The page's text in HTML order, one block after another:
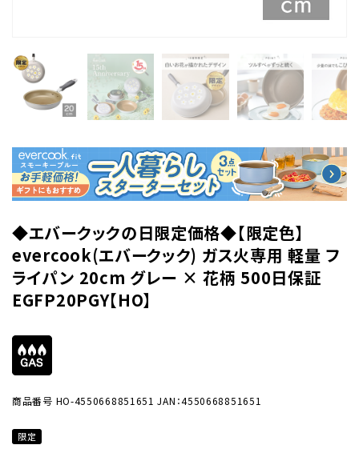
◆エバークックの日限定価格◆【限定色】
evercook(エバークック) ガス火専用 軽量 フ
ライパン 20cm グレー × 花柄 500日保証
EGFP20PGY【HO】
商品番号 HO-4550668851651 JAN：4550668851651
限定